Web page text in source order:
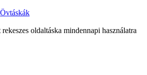
Övtáskák
oldaltáska mindennapi használatra